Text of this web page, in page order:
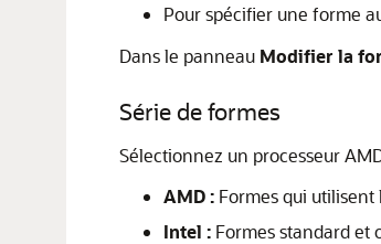
Pour spécifier une forme
Dans le panneau Modifier la
Série de formes
Sélectionnez un processeur
AMD : Formes qui
Intel : Formes standard et